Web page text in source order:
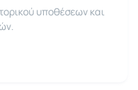
υποθέσεων και